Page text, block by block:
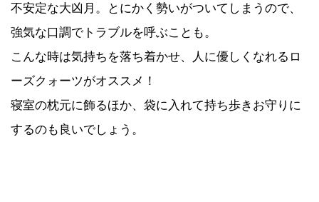
不安定な大凶月。とにかく勢いがついてしまうので、
強気な口調でトラブルを呼ぶことも。
こんな時は気持ちを落ち着かせ、人に優しくなれるロ
ーズクォーツがオススメ！
寝室の枕元に飾るほか、袋に入れて持ち歩きお守りに
するのも良いでしょう。